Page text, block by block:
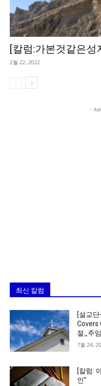
[칼럼:가본것같은
2월 22, 2022
-
최신 칼럼
[설교
Covers
절_주
7월 24,
[칼럼:
인”